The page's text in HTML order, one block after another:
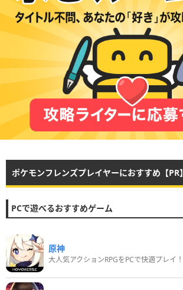
ポケモンフレンズプレイヤーにおすすめ【PR】
PCで遊べるおすすめゲーム
原神
大人気アクションRPGをPCで快適プレイ！